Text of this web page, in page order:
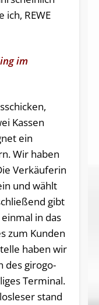
ich, REWE
im
Kassen
ein
Wir haben
Verkäuferin
und wählt
gibt
in das
zum Kunden
haben wir
des girogo-
Terminal.
stand